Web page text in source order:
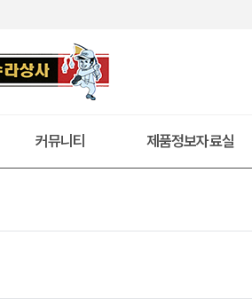
커뮤니티 제품정보자료실